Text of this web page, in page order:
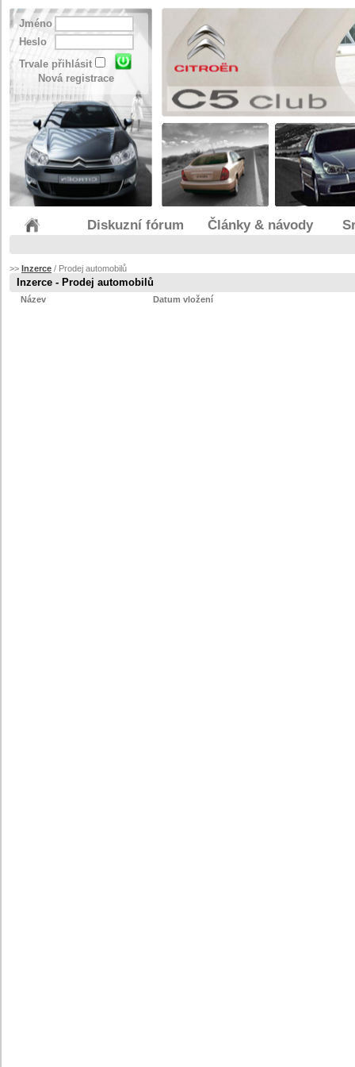
Jméno
Heslo
Trvale přihlásit
Nová registrace
Diskuzní fórum Články & návody
>> Inzerce / Prodej automobilů
Inzerce - Prodej automobilů
Název Datum vložení